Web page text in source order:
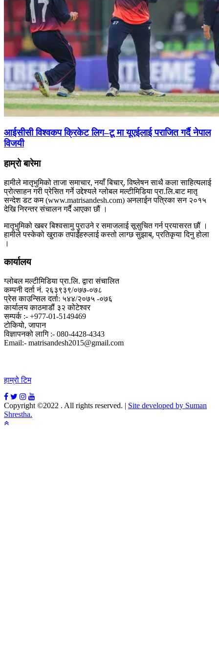
आईसीसी विश्वकप क्रिकेट लिग–टू मा यूएईलाई पराजित गर्दै नेपाल
विजयी
हाम्रो बारेमा
हामीले मातृभुमिको ताजा समाचार, नयाँ बिचार्, विष्लेषन साथै कला साहित्यलाई
प्रोत्साहन गरी प्रेसित गर्ने उद्देश्यले ग्लोबल मल्टीमिडिया प्रा.लि.बाट मातृ
सन्देश डट कम (www.matrisandesh.com) अनलाईन पत्रिका सन २०१५
देखि निरन्तर संचालन गर्दै आएका छौं ।
मातृभुमिको खबर बिश्वसामु पुराउने र समाजलाई सूसुचित गर्न प्रयासरत छौं ।
हामीले पस्केको खुराक तपाईंहरुलाई कस्तो लाग्छ सुझाब्, प्रतिकृया दिनु होला
।
कार्यालय
ग्लोबल मल्टीमिडिया प्रा.लि. द्वारा संचालित
कम्पनी दर्ता नं. २६३९३९/०७७-०७८
प्रेस काउन्सिल दर्ता: ५४४/२०७५ -०७६
कार्यालय काठमाडौं ३२ कोटेश्वर
सम्पर्क :- +977-01-5149469
टोकियो, जापान
विज्ञापनको लागि :- 080-4428-4343
Email:- matrisandesh2015@gmail.com
हाम्रो टिम
Copyright ©2022 . All rights reserved. | Site developed by Suman
Shrestha.